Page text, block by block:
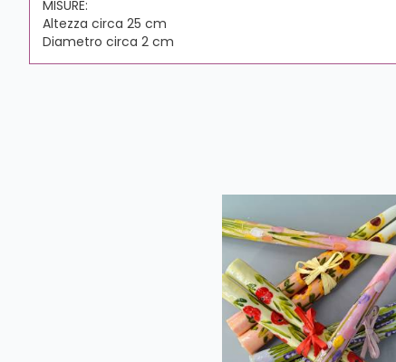
MISURE:
Altezza circa 25 cm
Diametro circa 2 cm